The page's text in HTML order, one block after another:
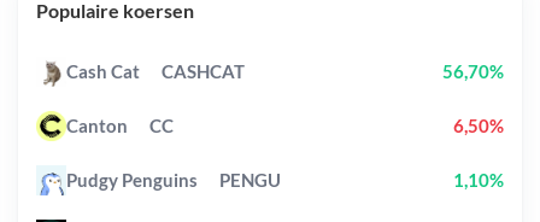
Populaire koersen
Cash Cat CASHCAT 56,70%
Canton CC 6,50%
Pudgy Penguins PENGU 1,10%